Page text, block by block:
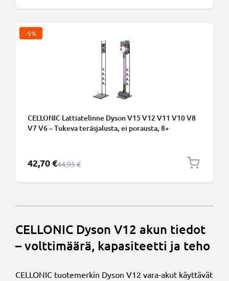
-5%
CELLONIC Lattiatelinne Dyson V15 V12 V11 V10 V8
V7 V6 – Tukeva teräsjalusta, ei porausta, 8+
Erikoishinta
42,70 €Normaali hinta
44,95 €
CELLONIC Dyson V12 akun tiedot
– volttimäärä, kapasiteetti ja teho
CELLONIC tuotemerkin Dyson V12 vara-akut käyttävät